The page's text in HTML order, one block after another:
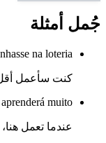
جُمل أمثلة
na loteria.
كنت سأعمل
muito.
عندما تعمل